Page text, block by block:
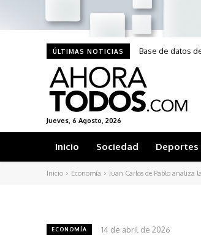
ÚLTIMAS NOTICIAS Base de datos
Jueves, 6 Agosto, 2026
Inicio Sociedad Deportes
Inicio Economía Juan Carlos de Pablo analiza
ECONOMÍA 14 de abril de 2026